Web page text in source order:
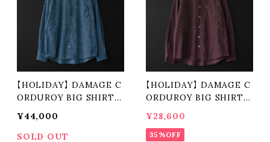
【HOLIDAY】 DAMAGE C
ORDUROY BIG SHIRT J
¥44,000
SOLD OUT
【HOLIDAY】 DAMAGE C
ORDUROY BIG SHIRT J
¥28,600
35%OFF